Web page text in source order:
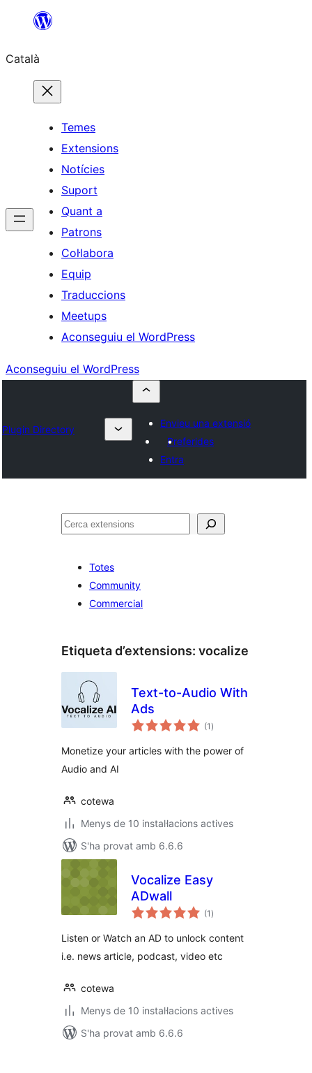
contingut
Català
Temes
Extensions
Notícies
Suport
Quant a
Patrons
Col·labora
Equip
Traduccions
Meetups
Aconseguiu el WordPress
Aconseguiu el WordPress
Plugin Directory
Envieu una extensió
Preferides
Entra
Cerca
Totes
Community
Commercial
Etiqueta d’extensions: vocalize
Text-to-Audio With
Ads
(1 puntuacions
totals
)
Monetize your articles with the power of
Audio and AI
cotewa
Menys de 10 instal·lacions actives
S'ha provat amb 6.6.6
Vocalize Easy
ADwall
(1 puntuacions
totals
)
Listen or Watch an AD to unlock content
i.e. news article, podcast, video etc
cotewa
Menys de 10 instal·lacions actives
S'ha provat amb 6.6.6